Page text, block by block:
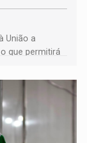
União a
que permitirá